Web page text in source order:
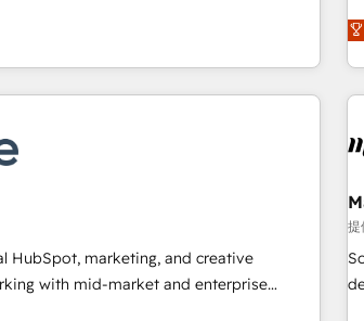
ISO9001:2015 取得 ✓ 400社以上の導入実績
ご相談、現状整
& maintenance.
technical execution to solve the right
the only firm in the world
Accreditations with both HubSpot and
gain a unique advantage in CRM
RP: -
- Pricing: Implementations
in 14 days ⚡ - Global:
five continents 🌐 - Scale: Fastest
Partner 🪴 - Sales Hub: More
than any other Partner 💻 - Migrations: We
in
&
HubSpot, marketing, and creative
with mid-market and enterprise
提